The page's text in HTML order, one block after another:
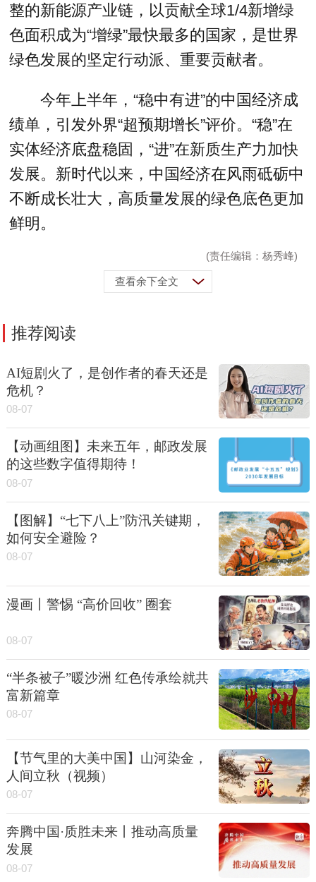
整的新能源产业链，以贡献全球1/4新增绿
色面积成为“增绿”最快最多的国家，是世界
绿色发展的坚定行动派、重要贡献者。
今年上半年，“稳中有进”的中国经济成
绩单，引发外界“超预期增长”评价。“稳”在
实体经济底盘稳固，“进”在新质生产力加快
发展。新时代以来，中国经济在风雨砥砺中
不断成长壮大，高质量发展的绿色底色更加
鲜明。
(责任编辑：杨秀峰)
查看余下全文
推荐阅读
AI短剧火了，是创作者的春天还是
危机？
08-07
【动画组图】未来五年，邮政发展
的这些数字值得期待！
08-07
【图解】“七下八上”防汛关键期，
如何安全避险？
08-07
漫画丨警惕 “高价回收” 圈套
08-07
“半条被子”暖沙洲 红色传承绘就共
富新篇章
08-07
【节气里的大美中国】山河染金，
人间立秋（视频）
08-07
奔腾中国·质胜未来丨推动高质量
发展
08-07